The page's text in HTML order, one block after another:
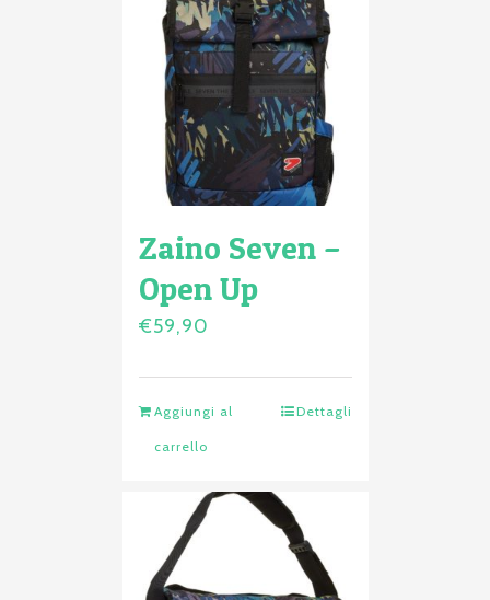
Zaino Seven –
Open Up
€59,90
Aggiungi al
carrello
Dettagli